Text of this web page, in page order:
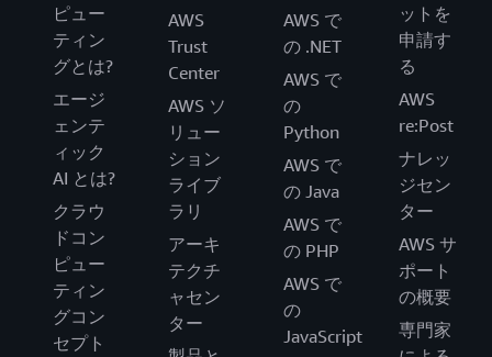
ピュー
ティン
グとは?
エージ
ェンテ
ィック
AI とは?
クラウ
ドコン
ピュー
ティン
グコン
セプト
AWS
Trust
Center
AWS ソ
リュー
ション
ライブ
ラリ
アーキ
テクチ
ャセン
ター
AWS で
の .NET
AWS で
の
Python
AWS で
の Java
AWS で
の PHP
AWS で
の
JavaScript
ットを
申請す
る
AWS
re:Post
ナレッ
ジセン
ター
AWS サ
ポート
の概要
専門家